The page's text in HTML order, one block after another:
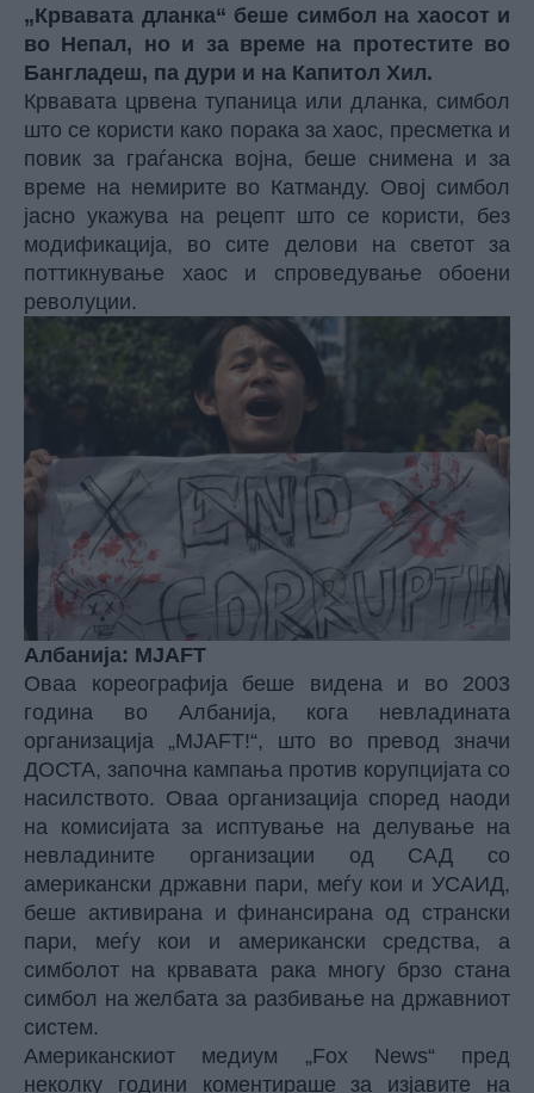
„Крвавата дланка“ беше симбол на хаосот и
во Непал, но и за време на протестите во
Бангладеш, па дури и на Капитол Хил.
Крвавата црвена тупаница или дланка, симбол
што се користи како порака за хаос, пресметка и
повик за граѓанска војна, беше снимена и за
време на немирите во Катманду. Овој симбол
јасно укажува на рецепт што се користи, без
модификација, во сите делови на светот за
поттикнување хаос и спроведување обоени
револуции.
Албанија: MJAFT
Оваа кореографија беше видена и во 2003
година во Албанија, кога невладината
организација „MJAFT!“, што во превод значи
ДОСТА, започна кампања против корупцијата со
насилството. Оваа организација според наоди
на комисијата за исптување на делување на
невладините организации од САД со
американски државни пари, меѓу кои и УСАИД,
беше активирана и финансирана од странски
пари, меѓу кои и американски средства, а
симболот на крвавата рака многу брзо стана
симбол на желбата за разбивање на државниот
систем.
Американскиот медиум „Fox News“ пред
неколку години коментираше за изјавите на